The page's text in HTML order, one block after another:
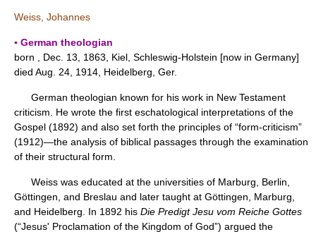
Weiss, Johannes
▪ German theologian
born , Dec. 13, 1863, Kiel, Schleswig-Holstein [now in Germany]
died Aug. 24, 1914, Heidelberg, Ger.
German theologian known for his work in New Testament
criticism. He wrote the first eschatological interpretations of the
Gospel (1892) and also set forth the principles of “form-criticism”
(1912)—the analysis of biblical passages through the examination
of their structural form.
Weiss was educated at the universities of Marburg, Berlin,
Göttingen, and Breslau and later taught at Göttingen, Marburg,
and Heidelberg. In 1892 his Die Predigt Jesu vom Reiche Gottes
(“Jesus' Proclamation of the Kingdom of God”) argued the